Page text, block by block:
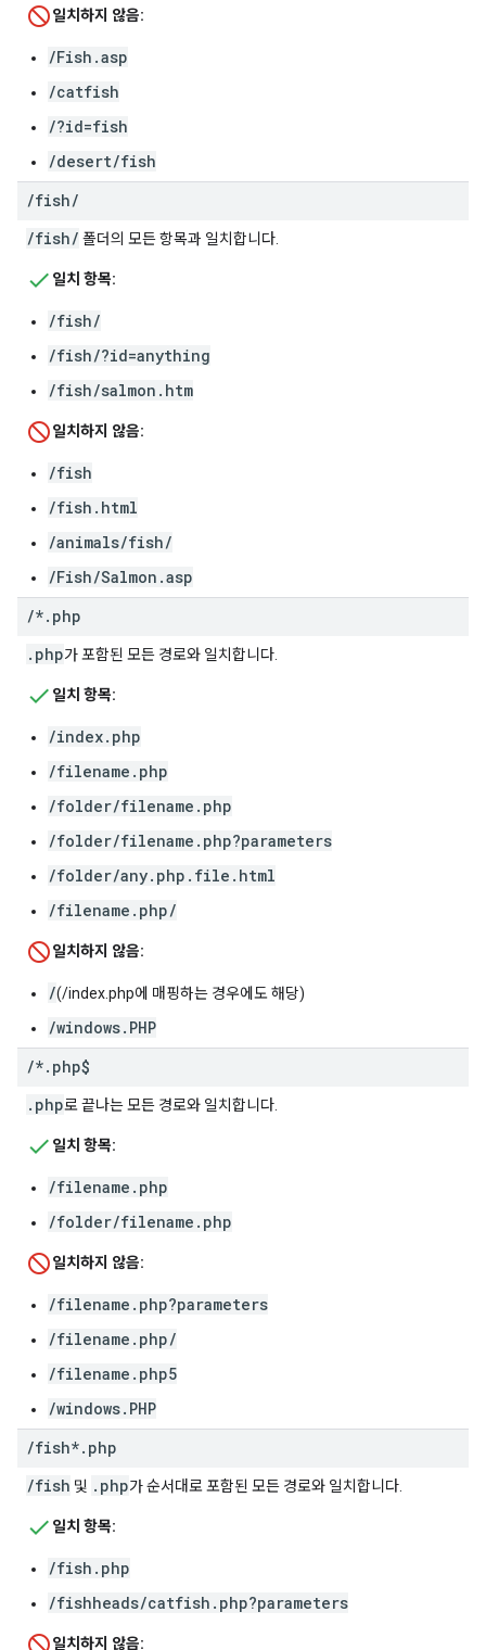
일치하지 않음:
/Fish.asp
/catfish
/?id=fish
/desert/fish
/fish/
/fish/ 폴더의 모든 항목과 일치합니다.
일치 항목:
/fish/
/fish/?id=anything
/fish/salmon.htm
일치하지 않음:
/fish
/fish.html
/animals/fish/
/Fish/Salmon.asp
/*. php
.php가 포함된 모든 경로와 일치합니다.
일치 항목:
/index.php
/filename.php
/folder/filename.php
/folder/filename.php?parameters
/folder/any.php.file.html
/filename.php/
일치하지 않음:
/(/index.php에 매핑하는 경우에도 해당)
/windows.PHP
/*. php$
.php로 끝나는 모든 경로와 일치합니다.
일치 항목:
/filename.php
/folder/filename.php
일치하지 않음:
/filename.php?parameters
/filename.php/
/filename.php5
/windows.PHP
/fish*. php
/fish 및 .php가 순서대로 포함된 모든 경로와 일치합니다.
일치 항목:
/fish.php
/fishheads/catfish.php?parameters
일치하지 않음: